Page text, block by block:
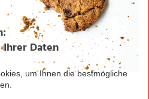
Nach oben
angegebenen Preise in